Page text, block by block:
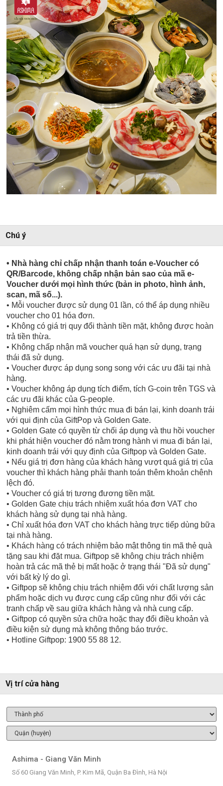
Chú ý
• Nhà hàng chỉ chấp nhận thanh toán e-Voucher có
QR/Barcode, không chấp nhận bản sao của mã e-
Voucher dưới mọi hình thức (bản in photo, hình ảnh,
scan, mã số...).
• Mỗi voucher được sử dụng 01 lần, có thể áp dụng nhiều
voucher cho 01 hóa đơn.
• Không có giá trị quy đổi thành tiền mặt, không được hoàn
trả tiền thừa.
• Không chấp nhận mã voucher quá hạn sử dụng, trạng
thái đã sử dụng.
• Voucher được áp dụng song song với các ưu đãi tại nhà
hàng.
• Voucher không áp dụng tích điểm, tích G-coin trên TGS và
các ưu đãi khác của G-people.
• Nghiêm cấm mọi hình thức mua đi bán lại, kinh doanh trái
với qui định của GiftPop và Golden Gate.
• Golden Gate có quyền từ chối áp dụng và thu hồi voucher
khi phát hiện voucher đó nằm trong hành vi mua đi bán lại,
kinh doanh trái với quy định của Giftpop và Golden Gate.
• Nếu giá trị đơn hàng của khách hàng vượt quá giá trị của
voucher thì khách hàng phải thanh toán thêm khoản chênh
lệch đó.
• Voucher có giá trị tương đương tiền mặt.
• Golden Gate chịu trách nhiệm xuất hóa đơn VAT cho
khách hàng sử dụng tại nhà hàng.
• Chỉ xuất hóa đơn VAT cho khách hàng trực tiếp dùng bữa
tại nhà hàng.
• Khách hàng có trách nhiệm bảo mật thông tin mã thẻ quà
tặng sau khi đặt mua. Giftpop sẽ không chịu trách nhiệm
hoàn trả các mã thẻ bị mất hoặc ở trạng thái "Đã sử dụng"
với bất kỳ lý do gì.
• Giftpop sẽ không chịu trách nhiệm đối với chất lượng sản
phẩm hoặc dịch vụ được cung cấp cũng như đối với các
tranh chấp về sau giữa khách hàng và nhà cung cấp.
• Giftpop có quyền sửa chữa hoặc thay đổi điều khoản và
điều kiện sử dụng mà không thông báo trước.
• Hotline Giftpop: 1900 55 88 12.
Vị trí cửa hàng
Ashima - Giang Văn Minh
Số 60 Giang Văn Minh, P. Kim Mã, Quận Ba Đình, Hà Nội